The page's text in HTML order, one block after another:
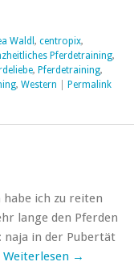
Waldl , centropix,
Pferdetraining,
, Pferdetraining,
, Western Permalink
habe ich zu reiten
lange den Pferden
naja in der Pubertät
Weiterlesen →